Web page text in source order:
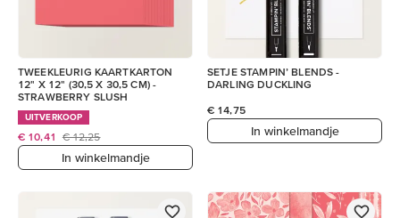
TWEEKLEURIG KAARTKARTON
12" X 12" (30,5 X 30,5 CM) -
STRAWBERRY SLUSH
UITVERKOOP
€ 10,41 € 12,25
In winkelmandje
SETJE STAMPIN’ BLENDS -
DARLING DUCKLING
€ 14,75
In winkelmandje